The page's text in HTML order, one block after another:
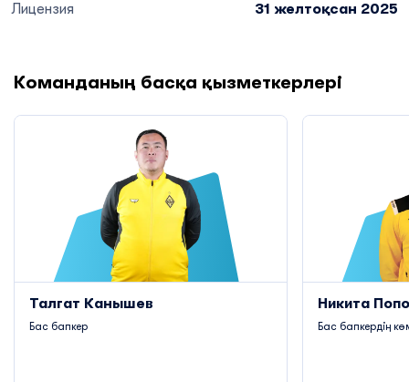
Лицензия 31 желтоқсан 2025
Команданың басқа қызметкерлері
Талгат Канышев
Бас бапкер
Никита
Бас бапкердің